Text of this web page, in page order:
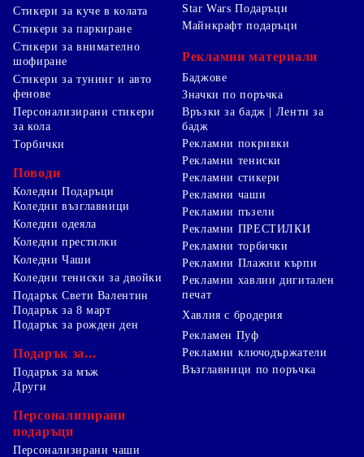
Стикери за куче в колата
Стикери за паркиране
Стикери за внимателно
шофиране
Стикери за тунинг и авто
фенове
Персонализирани стикери
за кола
Торбички
Поводи
Коледни Подаръци
Коледни възглавници
Коледни одеяла
Коледни престилки
Коледни Чаши
Коледни тениски за двойки
Подарък Свети Валентин
Подарък за 8 март
Подарък за рожден ден
Подарък за...
Подарък за мъж
Star Wars Подаръци
Майнкрафт подаръци
Рекламни материали
Баджове
Значки по поръчка
Връзки за бадж | Ленти за
бадж
Рекламни покривки
Рекламни тениски
Рекламни стикери
Рекламни чаши
Рекламни пъзели
Рекламни ПРЕСТИЛКИ
Рекламни торбички
Рекламни Плажни кърпи
Рекламни хавлии дигитален
печат
Хавлия с бродерия
Рекламен Пуф
Рекламни ключодържатели
Възглавници по поръчка
Други
Персонализирани
подаръци
Персонализирани чаши